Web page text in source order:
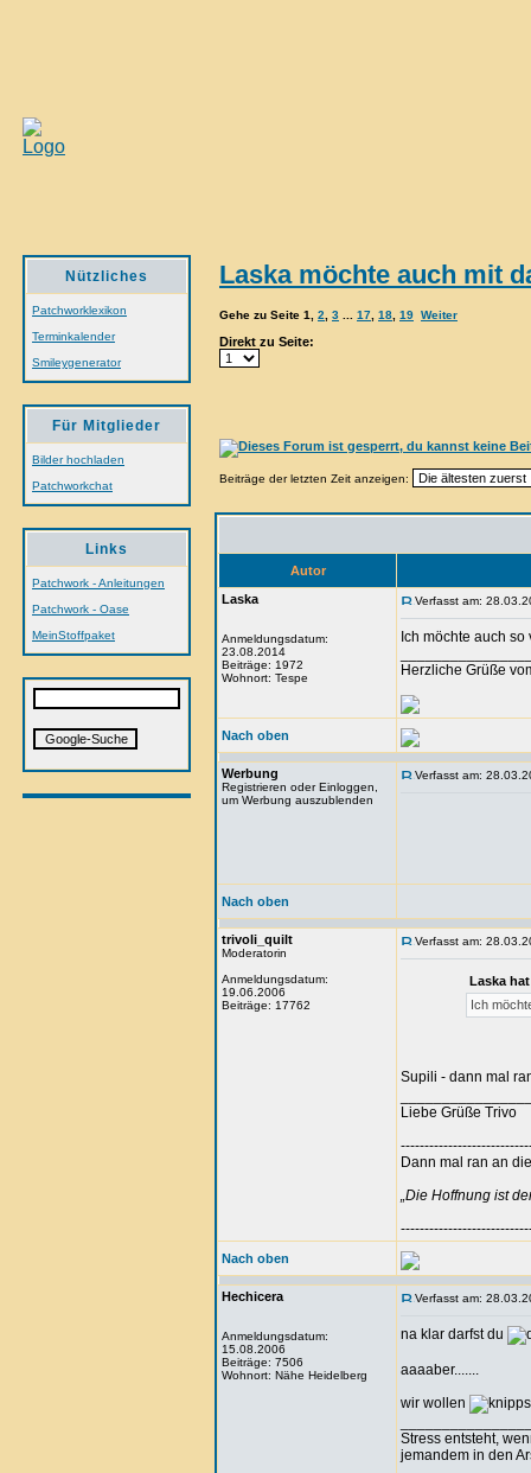
Nützliches
Patchworklexikon
Terminkalender
Smileygenerator
Für Mitglieder
Bilder hochladen
Patchworkchat
Links
Patchwork - Anleitungen
Patchwork - Oase
MeinStoffpaket
Laska möchte auch mit
Gehe zu Seite 1 2 3 17 18 19 Weiter
Direkt zu Seite:
Beiträge der letzten Zeit anzeigen:
Autor
Laska
Anmeldungsdatum:
23.08.2014
Beiträge: 1972
Wohnort: Tespe
Verfasst am:
Ich möchte auch
Herzliche Grüße
Nach oben
Werbung
Registrieren oder Einloggen,
um Werbung auszublenden
Verfasst am:
Nach oben
trivoli_quilt
Moderatorin
Anmeldungsdatum:
19.06.2006
Beiträge: 17762
Verfasst am:
Laska
Ich
Supili - dann mal
Liebe Grüße Trivo
Dann mal ran an
„Die Hoffnung ist
Nach oben
Hechicera
Anmeldungsdatum:
15.08.2006
Beiträge: 7506
Wohnort: Nähe Heidelberg
Verfasst am:
na klar darfst du
aaaaber.......
wir wollen
Stress entsteht,
jemandem in den